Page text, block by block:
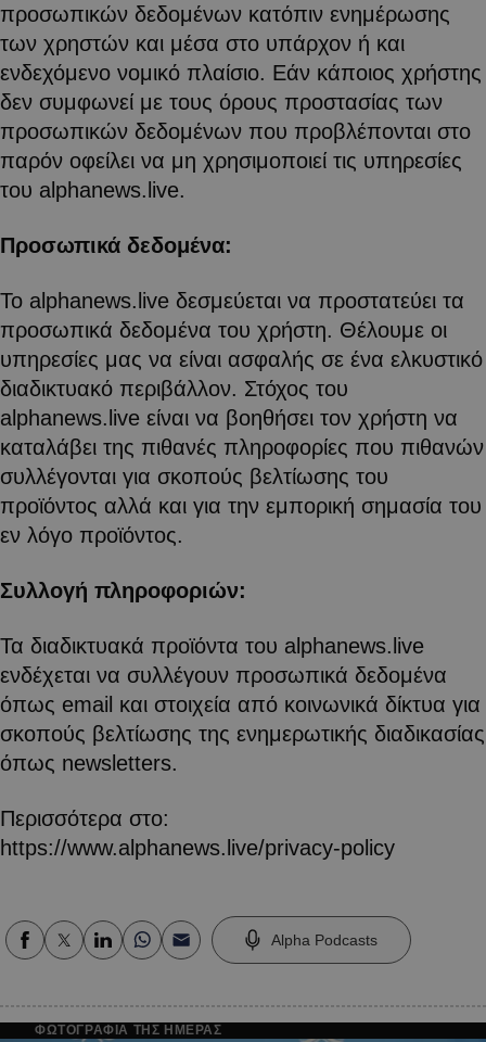
προσωπικών δεδομένων κατόπιν ενημέρωσης
των χρηστών και μέσα στο υπάρχον ή και
ενδεχόμενο νομικό πλαίσιο. Εάν κάποιος χρήστης
δεν συμφωνεί με τους όρους προστασίας των
προσωπικών δεδομένων που προβλέπονται στο
παρόν οφείλει να μη χρησιμοποιεί τις υπηρεσίες
του alphanews.live.
Προσωπικά δεδομένα:
To alphanews.live δεσμεύεται να προστατεύει τα
προσωπικά δεδομένα του χρήστη. Θέλουμε οι
υπηρεσίες μας να είναι ασφαλής σε ένα ελκυστικό
διαδικτυακό περιβάλλον. Στόχος του
alphanews.live είναι να βοηθήσει τον χρήστη να
καταλάβει της πιθανές πληροφορίες που πιθανών
συλλέγονται για σκοπούς βελτίωσης του
προϊόντος αλλά και για την εμπορική σημασία του
εν λόγο προϊόντος.
Συλλογή πληροφοριών:
Τα διαδικτυακά προϊόντα του alphanews.live
ενδέχεται να συλλέγουν προσωπικά δεδομένα
όπως email και στοιχεία από κοινωνικά δίκτυα για
σκοπούς βελτίωσης της ενημερωτικής διαδικασίας
όπως newsletters.
Περισσότερα στο:
https://www.alphanews.live/privacy-policy
Alpha Podcasts
ΦΩΤΟΓΡΑΦΙΑ ΤΗΣ ΗΜΕΡΑΣ